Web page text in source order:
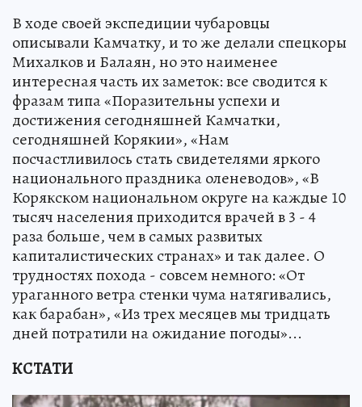
В ходе своей экспедиции чубаровцы
описывали Камчатку, и то же делали спецкоры
Михалков и Балаян, но это наименее
интересная часть их заметок: все сводится к
фразам типа «Поразительны успехи и
достижения сегодняшней Камчатки,
сегодняшней Корякии», «Нам
посчастливилось стать свидетелями яркого
национального праздника оленеводов», «В
Корякском национальном округе на каждые 10
тысяч населения приходится врачей в 3 - 4
раза больше, чем в самых развитых
капиталистических странах» и так далее. О
трудностях похода - совсем немного: «От
ураганного ветра стенки чума натягивались,
как барабан», «Из трех месяцев мы тридцать
дней потратили на ожидание погоды»...
КСТАТИ